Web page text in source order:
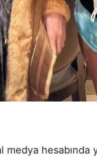
medya hesabında